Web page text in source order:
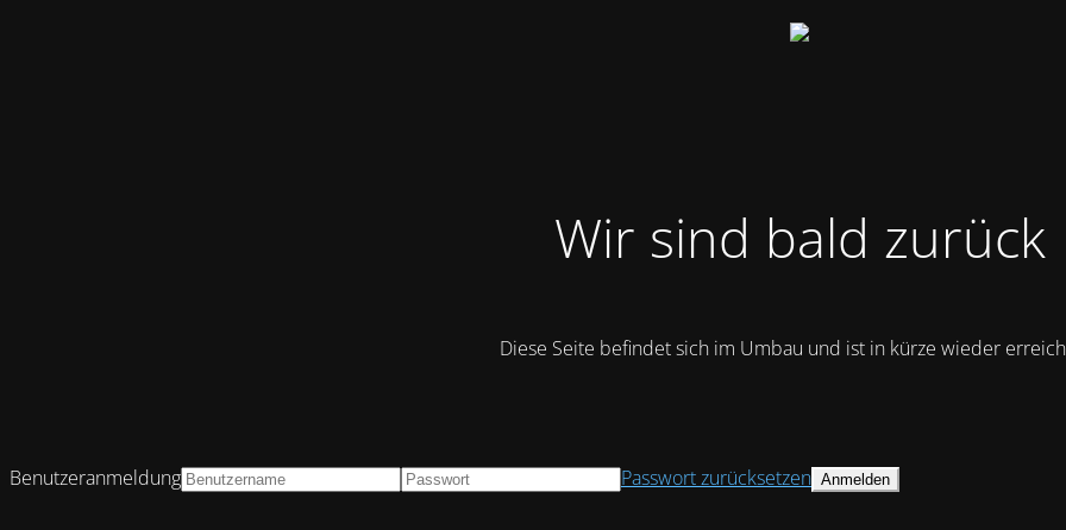
Wir sind bald zurück
Diese Seite befindet sich im Umbau und ist in kürze wieder
Benutzeranmeldung Passwort zurücksetzen